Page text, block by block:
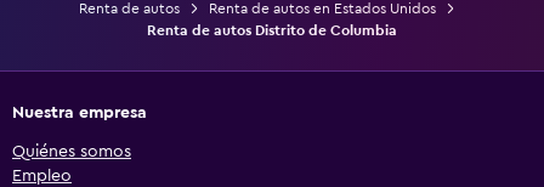
Renta de autos
Renta de autos en Estados Unidos
Renta de autos Distrito de Columbia
Nuestra empresa
Quiénes somos
Empleo